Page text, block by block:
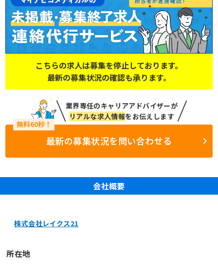
こちらの求人は募集を停止しております。
最新の募集状況の確認も承ります。
業界専任のキャリアアドバイザーが
リアルな求人情報をお伝えします
最新の募集状況を問い合わせる
会社概要
株式会社レイクス21
所在地